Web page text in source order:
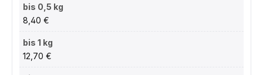
8,40 €
12,70 €